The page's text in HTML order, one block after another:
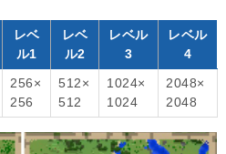
レベ
ル1
レベ
ル2
レベル
3
レベル
4
256×
256
512×
512
1024×
1024
2048×
2048